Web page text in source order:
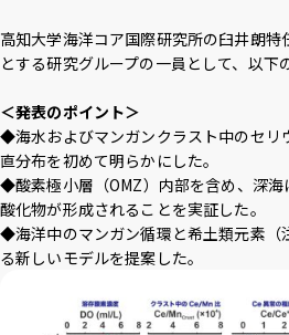
危機管理
アクセス採用情報
プライバシーポリシーサイトマップ
Inst Face
k
X
You
e
LINE
イベント
高知大学海洋コア国際研究所の臼井朗特
とする研究グループの一員として、以下
＜発表のポイント＞
◆海水およびマンガンクラスト中のセリ
直分布を初めて明らかにした。
◆酸素極小層（OMZ）内部を含め、深海
酸化物が形成されることを実証した。
◆海洋中のマンガン循環と希土類元素（
る新しいモデルを提案した。